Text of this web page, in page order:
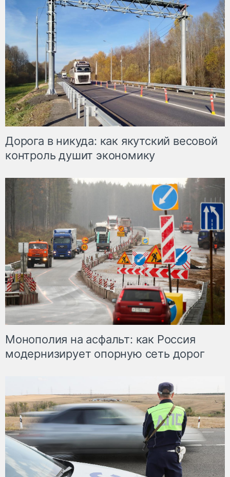
Дорога в никуда: как якутский весовой
контроль душит экономику
Монополия на асфальт: как Россия
модернизирует опорную сеть дорог